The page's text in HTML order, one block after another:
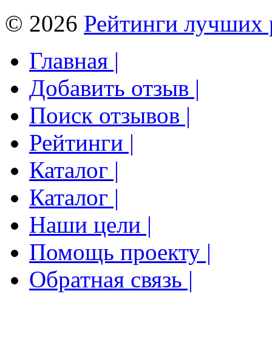
© 2026 Рейтинги лучших
Главная |
Добавить отзыв |
Поиск отзывов |
Рейтинги |
Каталог |
Каталог |
Наши цели |
Помощь проекту |
Обратная связь |